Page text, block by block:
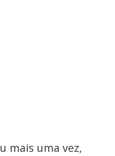
mais uma vez,